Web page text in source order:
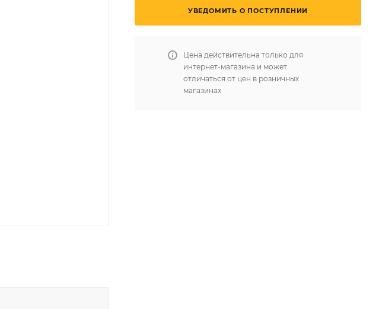
УВЕДОМИТЬ О ПОСТУПЛЕНИИ
Цена действительна только для
интернет-магазина и может
отличаться от цен в розничных
магазинах